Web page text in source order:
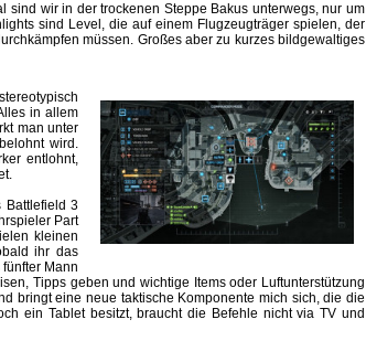
wir in der trockenen Steppe Bakus unterwegs, nur um
sind Level, die auf einem Flugzeugträger spielen, der
müssen. Großes aber zu kurzes bildgewaltiges
in allem
man unter
wird.
entlohnt,
Battlefield 3
Part
kleinen
ihr das
Mann
Tipps geben und wichtige Items oder Luftunterstützung
bringt eine neue taktische Komponente mich sich, die die
ein Tablet besitzt, braucht die Befehle nicht via TV und